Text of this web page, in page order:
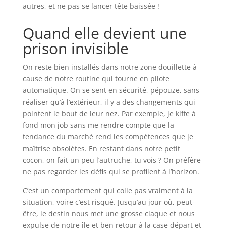
autres, et ne pas se lancer tête baissée !
Quand elle devient une
prison invisible
On reste bien installés dans notre zone douillette à
cause de notre routine qui tourne en pilote
automatique. On se sent en sécurité, pépouze, sans
réaliser qu’à l’extérieur, il y a des changements qui
pointent le bout de leur nez. Par exemple, je kiffe à
fond mon job sans me rendre compte que la
tendance du marché rend les compétences que je
maîtrise obsolètes. En restant dans notre petit
cocon, on fait un peu l’autruche, tu vois ? On préfère
ne pas regarder les défis qui se profilent à l’horizon.
C’est un comportement qui colle pas vraiment à la
situation, voire c’est risqué. Jusqu’au jour où, peut-
être, le destin nous met une grosse claque et nous
expulse de notre île et ben retour à la case départ et